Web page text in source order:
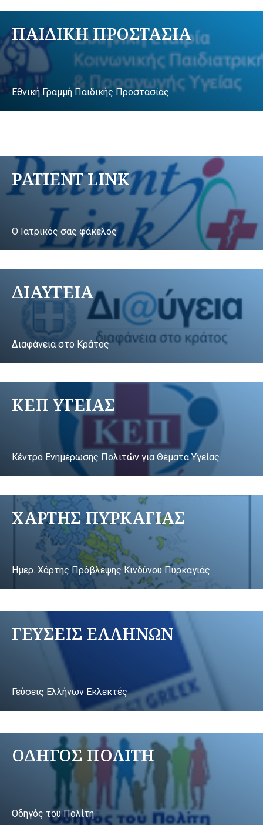
ΠΑΙΔΙΚΗ ΠΡΟΣΤΑΣΙΑ
Εθνική Γραμμή Παιδικής Προστασίας
PATIENT LINK
Ο Ιατρικός σας φάκελος
ΔΙΑΥΓΕΙΑ
Διαφάνεια στο Κράτος
ΚΕΠ ΥΓΕΙΑΣ
Κέντρο Ενημέρωσης Πολιτών για Θέματα Υγείας
ΧΑΡΤΗΣ ΠΥΡΚΑΓΙΑΣ
Ημερ. Χάρτης Πρόβλεψης Κινδύνου Πυρκαγιάς
ΓΕΥΣΕΙΣ ΕΛΛΗΝΩΝ
Γεύσεις Ελλήνων Εκλεκτές
ΟΔΗΓΟΣ ΠΟΛΙΤΗ
Οδηγός του Πολίτη